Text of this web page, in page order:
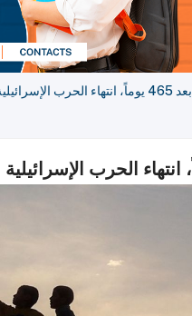
بعد 465 يوماً، انتهاء الحرب الإسرائيلية على غزة